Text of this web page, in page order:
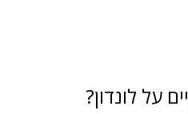
על לונדון?